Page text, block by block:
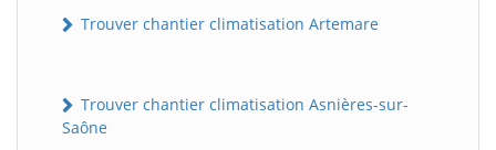
Trouver chantier climatisation Artemare
Trouver chantier climatisation Asnières-sur-
Saône